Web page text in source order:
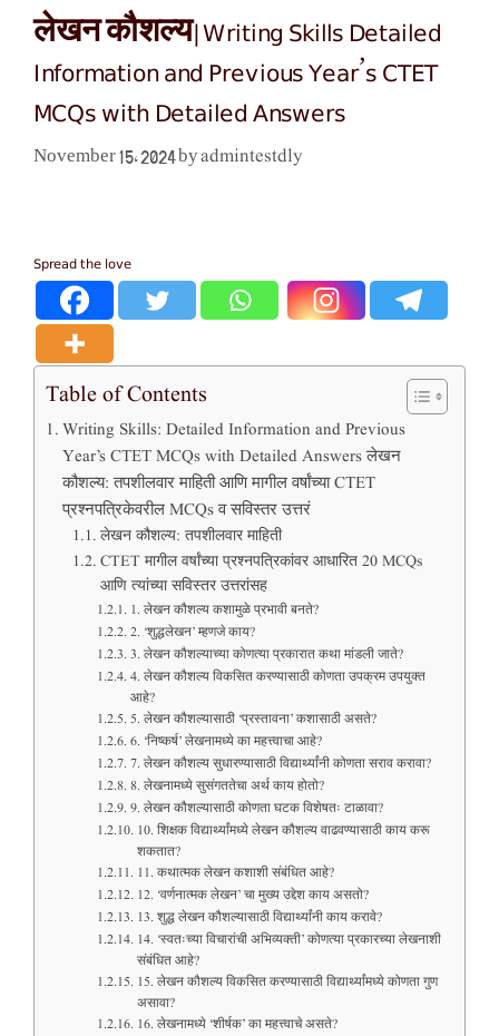
लेखन कौशल्य|Writing Skills Detailed
Information and Previous Year’s CTET
MCQs with Detailed Answers
November 15, 2024 byadmintestdly
Spread the love
Table of Contents
Writing Skills: Detailed Information and Previous
Year’s CTET MCQs with Detailed Answers लेखन
कौशल्य: तपशीलवार माहिती आणि मागील वर्षांच्या CTET
प्रश्नपत्रिकेवरील MCQs व सविस्तर उत्तरं
लेखन कौशल्य: तपशीलवार माहिती
CTET मागील वर्षांच्या प्रश्नपत्रिकांवर आधारित 20 MCQs
आणि त्यांच्या सविस्तर उत्तरांसह
1. लेखन कौशल्य कशामुळे प्रभावी बनते?
2. ‘शुद्धलेखन’ म्हणजे काय?
3. लेखन कौशल्याच्या कोणत्या प्रकारात कथा मांडली जाते?
4. लेखन कौशल्य विकसित करण्यासाठी कोणता उपक्रम उपयुक्त
आहे?
5. लेखन कौशल्यासाठी ‘प्रस्तावना’ कशासाठी असते?
6. ‘निष्कर्ष’ लेखनामध्ये का महत्त्वाचा आहे?
7. लेखन कौशल्य सुधारण्यासाठी विद्यार्थ्यांनी कोणता सराव करावा?
8. लेखनामध्ये सुसंगततेचा अर्थ काय होतो?
9. लेखन कौशल्यासाठी कोणता घटक विशेषतः टाळावा?
10. शिक्षक विद्यार्थ्यांमध्ये लेखन कौशल्य वाढवण्यासाठी काय करू
शकतात?
11. कथात्मक लेखन कशाशी संबंधित आहे?
12. ‘वर्णनात्मक लेखन’ चा मुख्य उद्देश काय असतो?
13. शुद्ध लेखन कौशल्यासाठी विद्यार्थ्यांनी काय करावे?
14. ‘स्वतःच्या विचारांची अभिव्यक्ती’ कोणत्या प्रकारच्या लेखनाशी
संबंधित आहे?
15. लेखन कौशल्य विकसित करण्यासाठी विद्यार्थ्यांमध्ये कोणता गुण
असावा?
16. लेखनामध्ये ‘शीर्षक’ का महत्त्वाचे असते?